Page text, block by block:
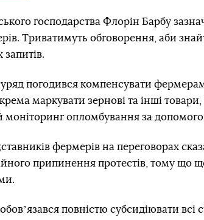
господарства Флорін Барбу
Триватимуть обговорення, аби
погодився компенсувати
маркувати зернові та інші
моніторинг опломбування за
фермерів на переговорах
припинення протестів, тому що
повністю субсидіювати всі